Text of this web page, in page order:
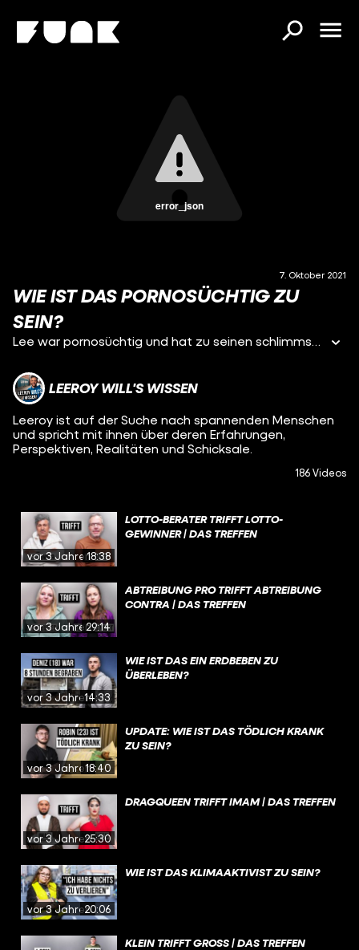
error_json
7. Oktober 2021
WIE IST DAS PORNOSÜCHTIG ZU
SEIN?
Lee war pornosüchtig und hat zu seinen schlimmsten Zeiten 8 mal am Tag zu Pornografie masturbiert. Er saß teilweise 5-6 Stunden am Tag am Computer und sah sich die Filme an, bis er irgendwann erkannte, dass er hat ein Problem hat. Wie es so weit kommen konnte und wie seine ganze Geschichte aussieht, hat er mir bei unserem Treffen erzählt.
LEEROY WILL'S WISSEN
Leeroy ist auf der Suche nach spannenden Menschen
und spricht mit ihnen über deren Erfahrungen,
Perspektiven, Realitäten und Schicksale.
186 Videos
vor 3 Jahren18:38
LOTTO-BERATER TRIFFT LOTTO-
GEWINNER | DAS TREFFEN
vor 3 Jahren29:14
ABTREIBUNG PRO TRIFFT ABTREIBUNG
CONTRA | DAS TREFFEN
vor 3 Jahren14:33
WIE IST DAS EIN ERDBEBEN ZU
ÜBERLEBEN?
vor 3 Jahren18:40
UPDATE: WIE IST DAS TÖDLICH KRANK
ZU SEIN?
vor 3 Jahren25:30
DRAGQUEEN TRIFFT IMAM | DAS TREFFEN
vor 3 Jahren20:06
WIE IST DAS KLIMAAKTIVIST ZU SEIN?
KLEIN TRIFFT GROSS | DAS TREFFEN